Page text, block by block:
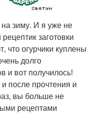
на зиму. И я уже не
заготовки
что огурчики куплены
долго
и вот получилось!
после прочтения и
вы больше не
рецептами